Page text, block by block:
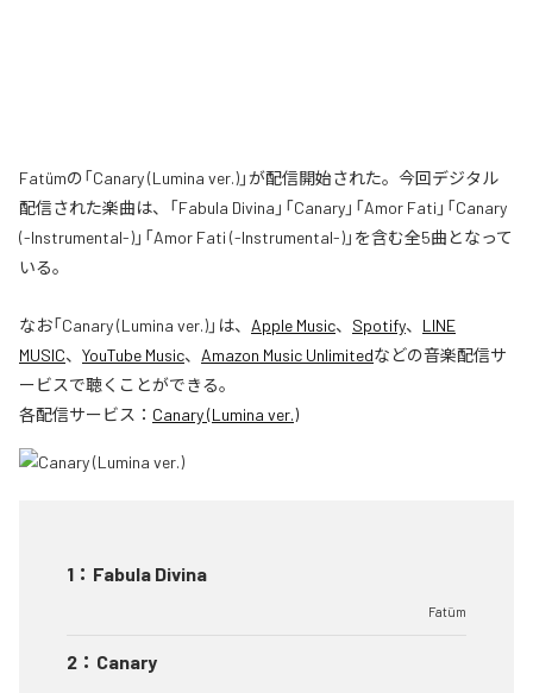
Fatümの「Canary (Lumina ver.)」が配信開始された。今回デジタル
配信された楽曲は、「Fabula Divina」「Canary」「Amor Fati」「Canary
(-Instrumental-)」「Amor Fati (-Instrumental-)」を含む全5曲となって
いる。
なお「Canary (Lumina ver.)」は、 Apple Music、 Spotify、 LINE
MUSIC、 YouTube Music、 Amazon Music Unlimitedなどの音楽配信サ
ービスで聴くことができる。
各配信サービス： Canary (Lumina ver.)
1 ： Fabula Divina
Fatüm
2 ： Canary